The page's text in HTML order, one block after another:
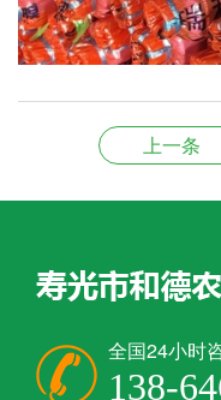
上一条
全国24小时
138-